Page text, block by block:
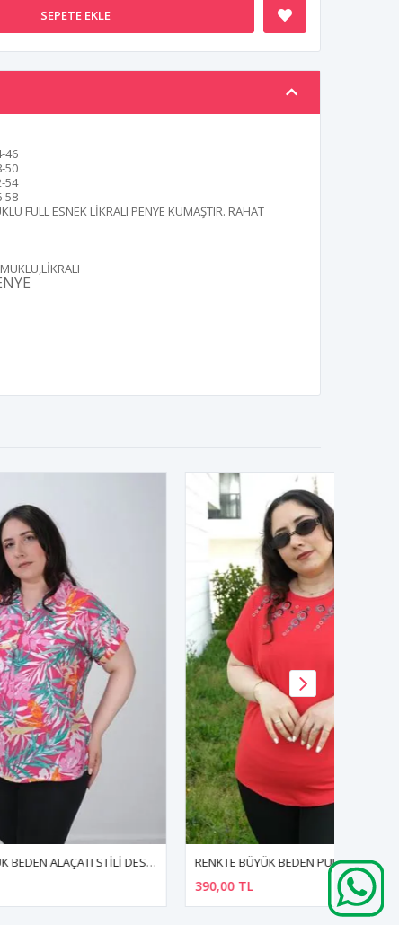
SEPETE EKLE
46
50
54
58
FULL ESNEK LİKRALI PENYE KUMAŞTIR. RAHAT
RENKTE BÜYÜK BEDEN ALAÇATI STİLİ DESENLİ BLUZ RENKTE BÜYÜK BEDEN PULLU SİMLİ HALKA NAKIŞLI KIRMIZI BLUZ
550,00